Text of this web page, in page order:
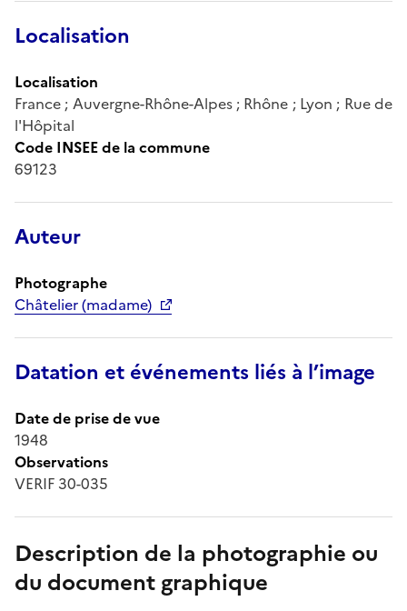
Localisation
Localisation
France ; Auvergne-Rhône-Alpes ; Rhône ; Lyon ; Rue de
l'Hôpital
Code INSEE de la commune
69123
Auteur
Photographe
Châtelier (madame)
Datation et événements liés à l’image
Date de prise de vue
1948
Observations
VERIF 30-035
Description de la photographie ou
du document graphique